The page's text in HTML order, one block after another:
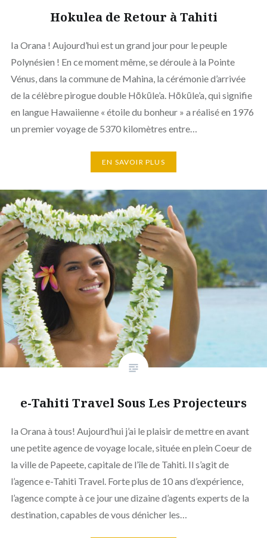
Hokulea de Retour à Tahiti
Ia Orana ! Aujourd’hui est un grand jour pour le peuple
Polynésien ! En ce moment même, se déroule à la Pointe
Vénus, dans la commune de Mahina, la cérémonie d’arrivée
de la célèbre pirogue double Hōkūle’a. Hōkūle’a, qui signifie
en langue Hawaiienne « étoile du bonheur » a réalisé en 1976
un premier voyage de 5370 kilomètres entre…
EN SAVOIR PLUS
e-Tahiti Travel Sous Les Projecteurs
Ia Orana à tous! Aujourd’hui j’ai le plaisir de mettre en avant
une petite agence de voyage locale, située en plein Coeur de
la ville de Papeete, capitale de l’île de Tahiti. Il s’agit de
l’agence e-Tahiti Travel. Forte plus de 10 ans d’expérience,
l’agence compte à ce jour une dizaine d’agents experts de la
destination, capables de vous dénicher les…